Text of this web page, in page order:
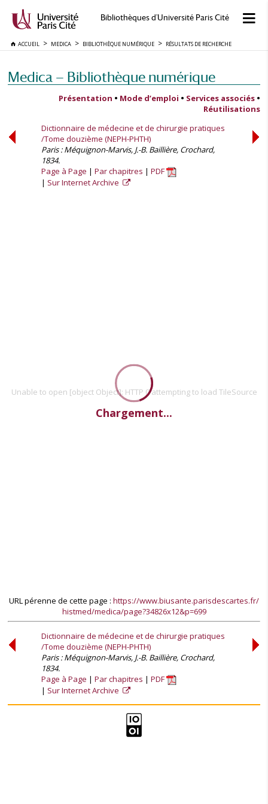
Bibliothèques d'Université Paris Cité
ACCUEIL MEDICA BIBLIOTHÈQUE NUMÉRIQUE RÉSULTATS DE RECHERCHE
Medica — Bibliothèque numérique
Présentation • Mode d’emploi • Services associés •
Réutilisations
Dictionnaire de médecine et de chirurgie pratiques
/Tome douzième (NEPH-PHTH)
Paris : Méquignon-Marvis, J.-B. Baillière, Crochard,
1834.
Page à Page
Par chapitres
PDF
Sur Internet Archive
Unable to open [object Object]: HTTP 0 attempting to load TileSource
Chargement...
URL pérenne de cette page : https://www.biusante.parisdescartes.fr/
histmed/medica/page?34826x12&p=699
Dictionnaire de médecine et de chirurgie pratiques
/Tome douzième (NEPH-PHTH)
Paris : Méquignon-Marvis, J.-B. Baillière, Crochard,
1834.
Page à Page
Par chapitres
PDF
Sur Internet Archive